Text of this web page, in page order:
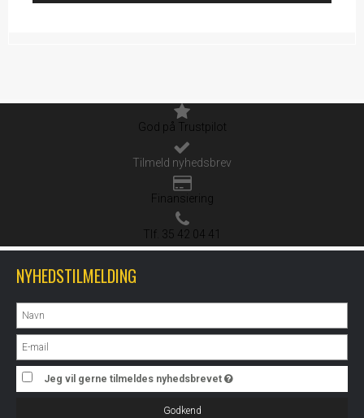
God på Trustpilot
Tilmeld nyhedsbrev
Finansiering
Tlf. 35 42 04 41
NYHEDSTILMELDING
Jeg vil gerne tilmeldes nyhedsbrevet
Godkend